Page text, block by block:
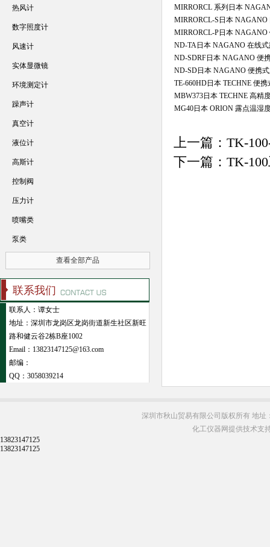
MIRRORCL 系列日本
MIRRORCL-S日本
MIRRORCL-P日本
ND-TA日本 NAGANO 在线
ND-SDRF日本 NAGANO 便
ND-SD日本 NAGANO 便携
TE-660HD日本 TECHNE 便
MBW373日本 TECHNE 高精
MG40日本 ORION 露点温湿
上一篇： TK-
下一篇： TK-
热风计
数字照度计
风速计
实体显微镜
环境测定计
躁声计
真空计
液位计
高斯计
控制阀
压力计
喷嘴类
泵类
查看全部产品
联系我们
联系人：谭女士
地址：深圳市龙岗区龙岗街道新生社区新旺
路和健云谷2栋B座1002
Email：13823147125@163.com
邮编：
QQ： 3058039214
深圳市秋山贸易有限公司版权所有 地址
化工仪器网提供技术支
13823147125
13823147125